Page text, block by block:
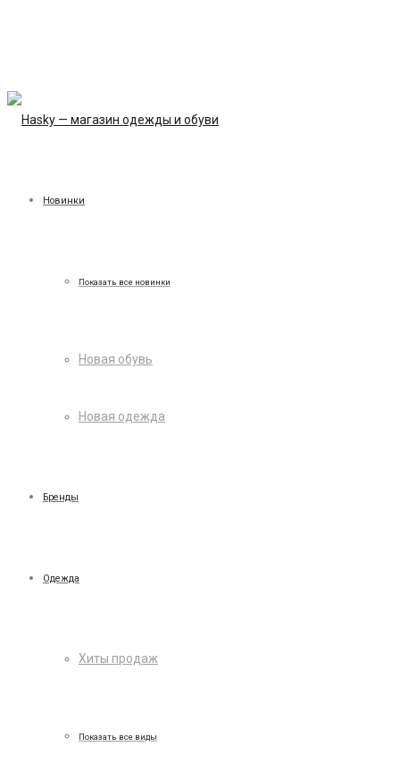
Новинки
Показать все новинки
Новая обувь
Новая одежда
Бренды
Одежда
Хиты продаж
Показать все виды